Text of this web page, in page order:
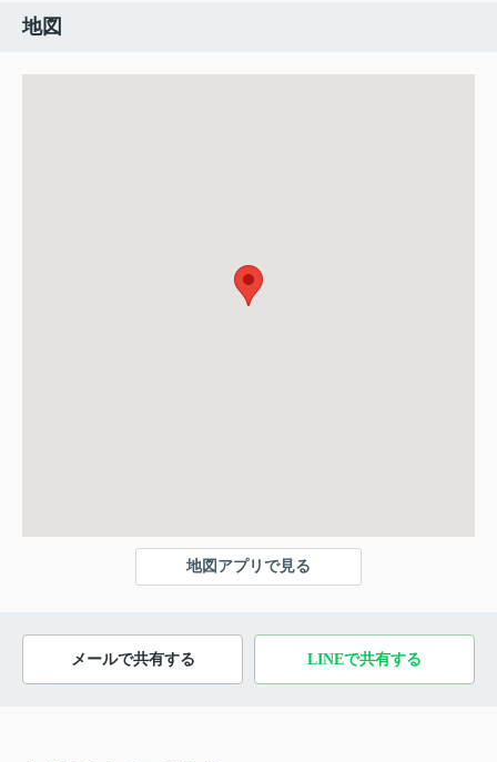
地図
地図アプリで見る
メールで共有する LINEで共有する